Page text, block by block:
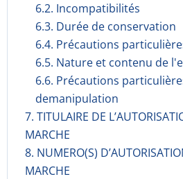
6.2. Incompati­bilités
6.3. Durée de conservation
6.4. Précautions
6.5. Nature et contenu de
6.6. Précautions
demanipulation
7. TITULAIRE DE
MARCHE
8. NUMERO(S)
MARCHE